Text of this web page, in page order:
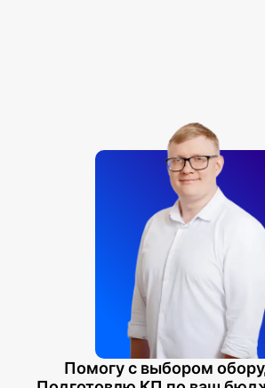
Помогу с выбором